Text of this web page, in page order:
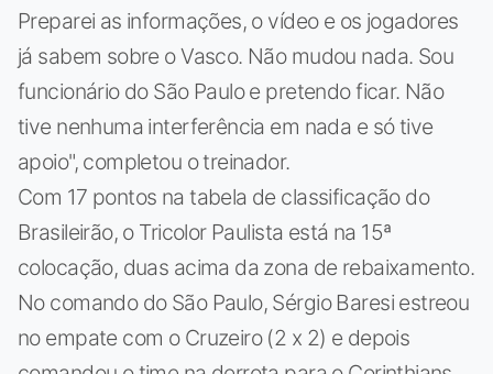
Preparei as informações, o vídeo e os jogadores
já sabem sobre o Vasco. Não mudou nada. Sou
funcionário do São Paulo e pretendo ficar. Não
tive nenhuma interferência em nada e só tive
apoio", completou o treinador.
Com 17 pontos na tabela de classificação do
Brasileirão, o Tricolor Paulista está na 15ª
colocação, duas acima da zona de rebaixamento.
No comando do São Paulo, Sérgio Baresi estreou
no empate com o Cruzeiro (2 x 2) e depois